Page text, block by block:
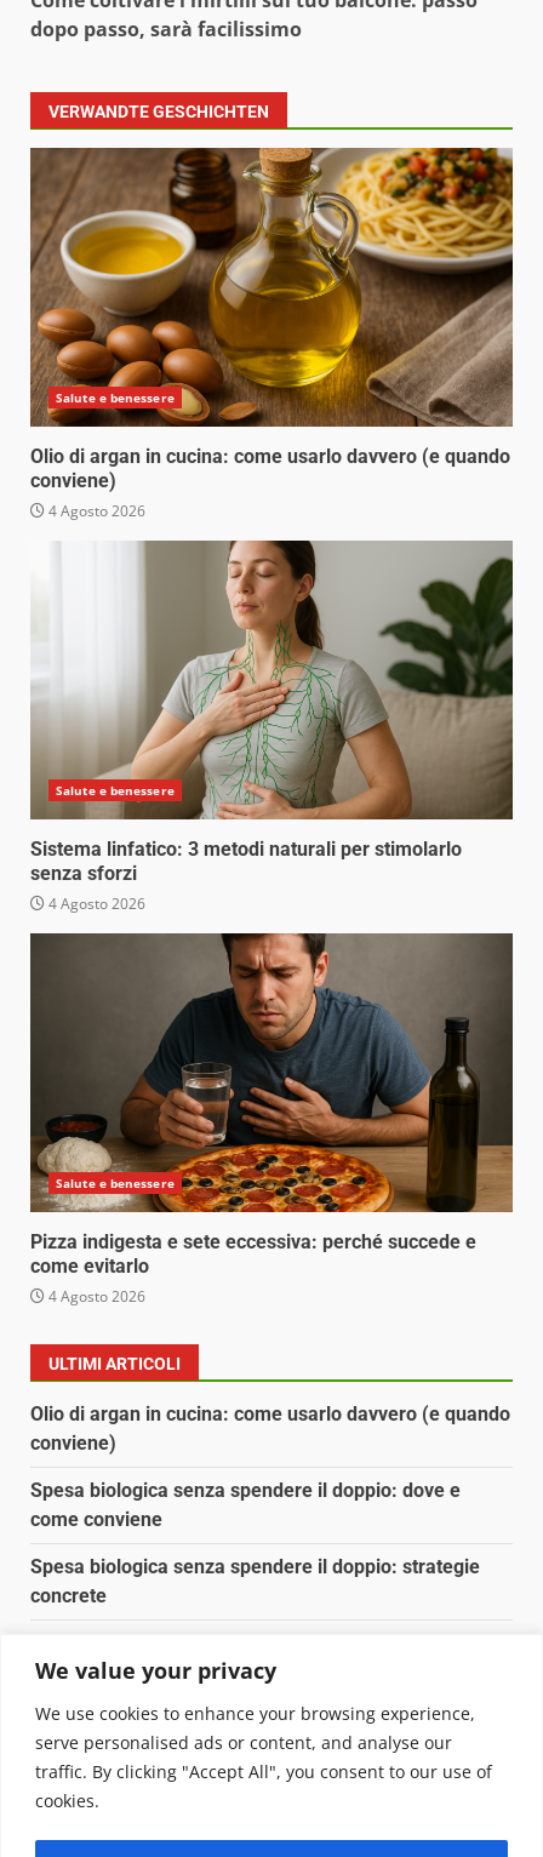
We value your privacy
We use cookies to enhance your browsing experience,
serve personalised ads or content, and analyse our
traffic. By clicking "Accept All", you consent to our use of
cookies.
dopo passo, sarà facilissimo
VERWANDTE GESCHICHTEN
Salute e benessere
Olio di argan in cucina: come usarlo davvero (e quando
conviene)
4 Agosto 2026
Salute e benessere
Sistema linfatico: 3 metodi naturali per stimolarlo
senza sforzi
4 Agosto 2026
Salute e benessere
Pizza indigesta e sete eccessiva: perché succede e
come evitarlo
4 Agosto 2026
ULTIMI ARTICOLI
Olio di argan in cucina: come usarlo davvero (e quando
conviene)
Spesa biologica senza spendere il doppio: dove e
come conviene
Spesa biologica senza spendere il doppio: strategie
concrete
Pulizia naturale della casa: 3 ingredienti che
sostituiscono 10 prodotti chimici
Copyright © 2025 Biopianeta.it proprietà di Jws Media
Questo blog non è una testata giornalistica, in quanto